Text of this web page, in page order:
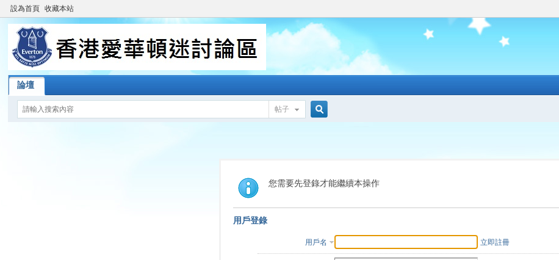
設為首頁 收藏本站
論壇
帖子
索
您需要先登錄才能繼續本操作
用戶登錄
用戶名 立即註冊